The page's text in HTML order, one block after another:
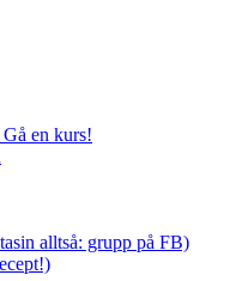
en kurs!
alltså: grupp på FB)